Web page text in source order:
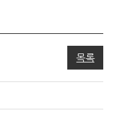
목록